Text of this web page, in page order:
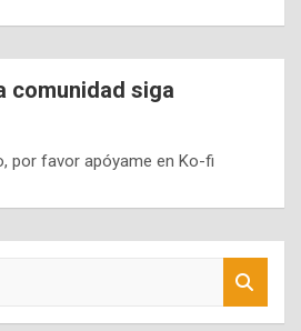
comunidad siga
por favor apóyame en Ko-fi